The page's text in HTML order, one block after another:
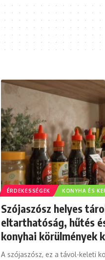
ÉRDEKESSÉGEK KONYHA ÉS
Szójaszósz helyes
eltarthatóság, hűtés
konyhai körülmények
A szójaszósz, ez a távol-keleti